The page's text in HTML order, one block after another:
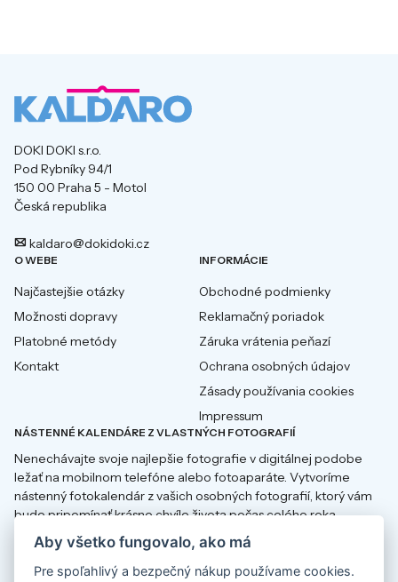
DOKI DOKI s.r.o.
Pod Rybníky 94/1
150 00 Praha 5 - Motol
Česká republika
kaldaro@dokidoki.cz
O WEBE
Najčastejšie otázky
Možnosti dopravy
Platobné metódy
Kontakt
INFORMÁCIE
Obchodné podmienky
Reklamačný poriadok
Záruka vrátenia peňazí
Ochrana osobných údajov
Zásady používania cookies
Impressum
NÁSTENNÉ KALENDÁRE Z VLASTNÝCH FOTOGRAFIÍ
Nenechávajte svoje najlepšie fotografie v digitálnej podobe
ležať na mobilnom telefóne alebo fotoaparáte. Vytvoríme
nástenný fotokalendár z vašich osobných fotografií, ktorý vám
bude pripomínať krásne chvíle života počas celého roka.
Aby všetko fungovalo, ako má
Pre spoľahlivý a bezpečný nákup používame cookies.